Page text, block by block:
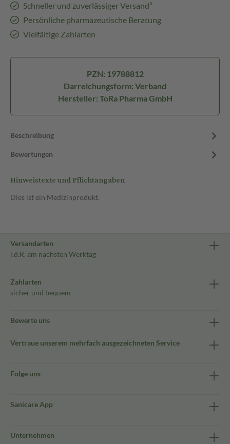
Schneller und zuverlässiger Versand³
Persönliche pharmazeutische Beratung
Vielfältige Zahlarten
PZN: 19788812
Darreichungsform: Verband
Hersteller: ToRa Pharma GmbH
Beschreibung
Bewertungen
Hinweistexte und Pflichtangaben
Dies ist ein Medizinprodukt.
Versandarten
i.d.R. am nächsten Werktag
Zahlarten
sicher und bequem
Bewerte uns
Vertraue unserem mehrfach ausgezeichneten Service
Folge uns
Sanicare App
Unternehmen